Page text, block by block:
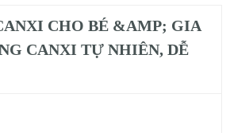
CHO BÉ &AMP; GIA
CANXI TỰ NHIÊN, DỄ